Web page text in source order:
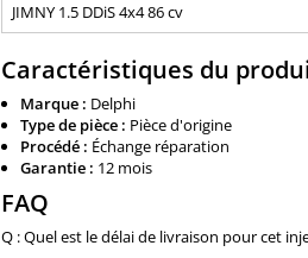
JIMNY 1.5 DDiS 4x4 86 cv
Caractéristiques du
Marque : Delphi
Type de pièce : Pièce d'origine
Procédé : Échange réparation
Garantie : 12 mois
FAQ
Q : Quel est le délai de livraison pour cet